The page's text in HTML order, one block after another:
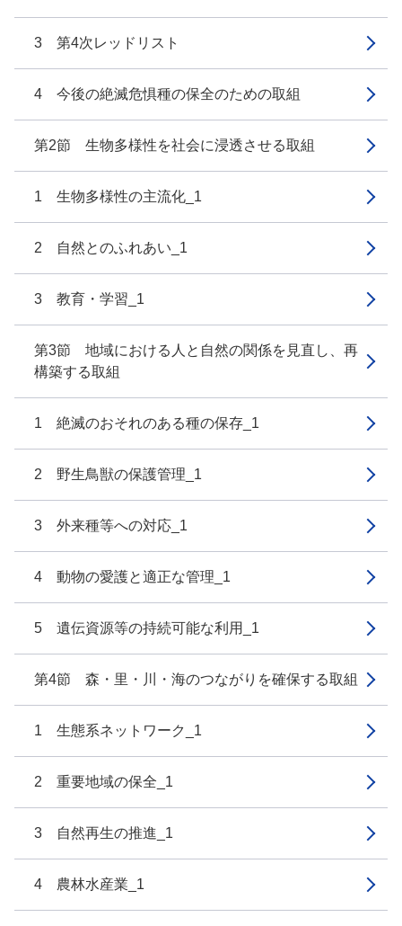
3 第4次レッドリスト
4 今後の絶滅危惧種の保全のための取組
第2節 生物多様性を社会に浸透させる取組
1 生物多様性の主流化_1
2 自然とのふれあい_1
3 教育・学習_1
第3節 地域における人と自然の関係を見直し、再
構築する取組
1 絶滅のおそれのある種の保存_1
2 野生鳥獣の保護管理_1
3 外来種等への対応_1
4 動物の愛護と適正な管理_1
5 遺伝資源等の持続可能な利用_1
第4節 森・里・川・海のつながりを確保する取組
1 生態系ネットワーク_1
2 重要地域の保全_1
3 自然再生の推進_1
4 農林水産業_1